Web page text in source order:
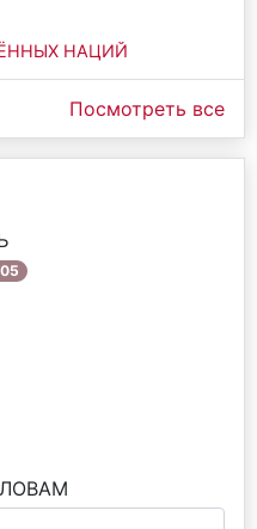
НАЦИЙ
Посмотреть все